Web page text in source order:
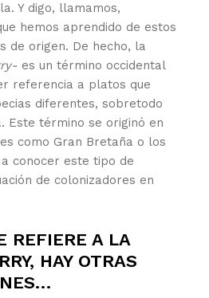
Y digo, llamamos,
hemos aprendido de estos
de origen. De hecho, la
es un término occidental
referencia a platos que
diferentes, sobretodo
Este término se originó en
como Gran Bretaña o los
conocer este tipo de
de colonizadores en
REFIERE A LA
HAY OTRAS